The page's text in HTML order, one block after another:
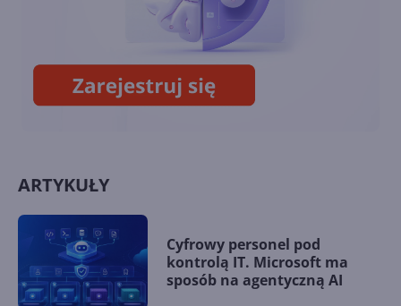
Październikowa aktualizacja
opcjonalna Windows 10 22H2
(build 19045.5073)
ARTYKUŁY
Cyfrowy personel pod
kontrolą IT. Microsoft ma
sposób na agentyczną AI